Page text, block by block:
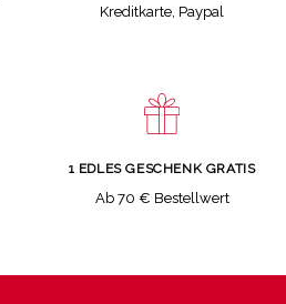
Kreditkarte, Paypal
1 EDLES GESCHENK GRATIS
Ab 70 € Bestellwert